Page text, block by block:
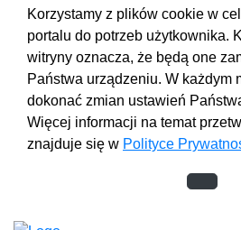
Korzystamy z plików cookie w
portalu do potrzeb użytkownika.
witryny oznacza, że będą one
Państwa urządzeniu. W każdym
dokonać zmian ustawień
Więcej informacji na temat
znajduje się w Polityce